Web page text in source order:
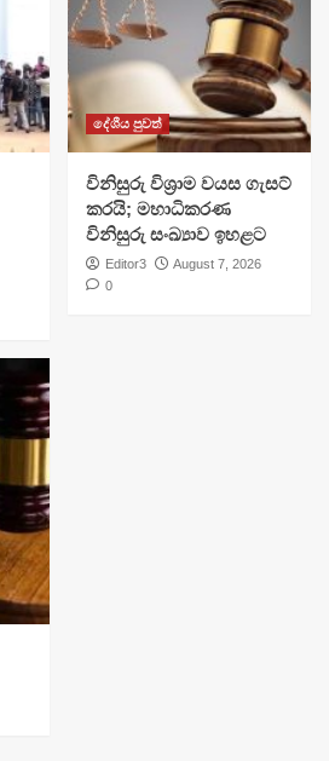
දේශීය පුවත්
විනිසුරු විශ්‍රාම වයස ගැසට්
කරයි; මහාධිකරණ
විනිසුරු සංඛ්‍යාව ඉහළට
Editor3
August 7, 2026
0